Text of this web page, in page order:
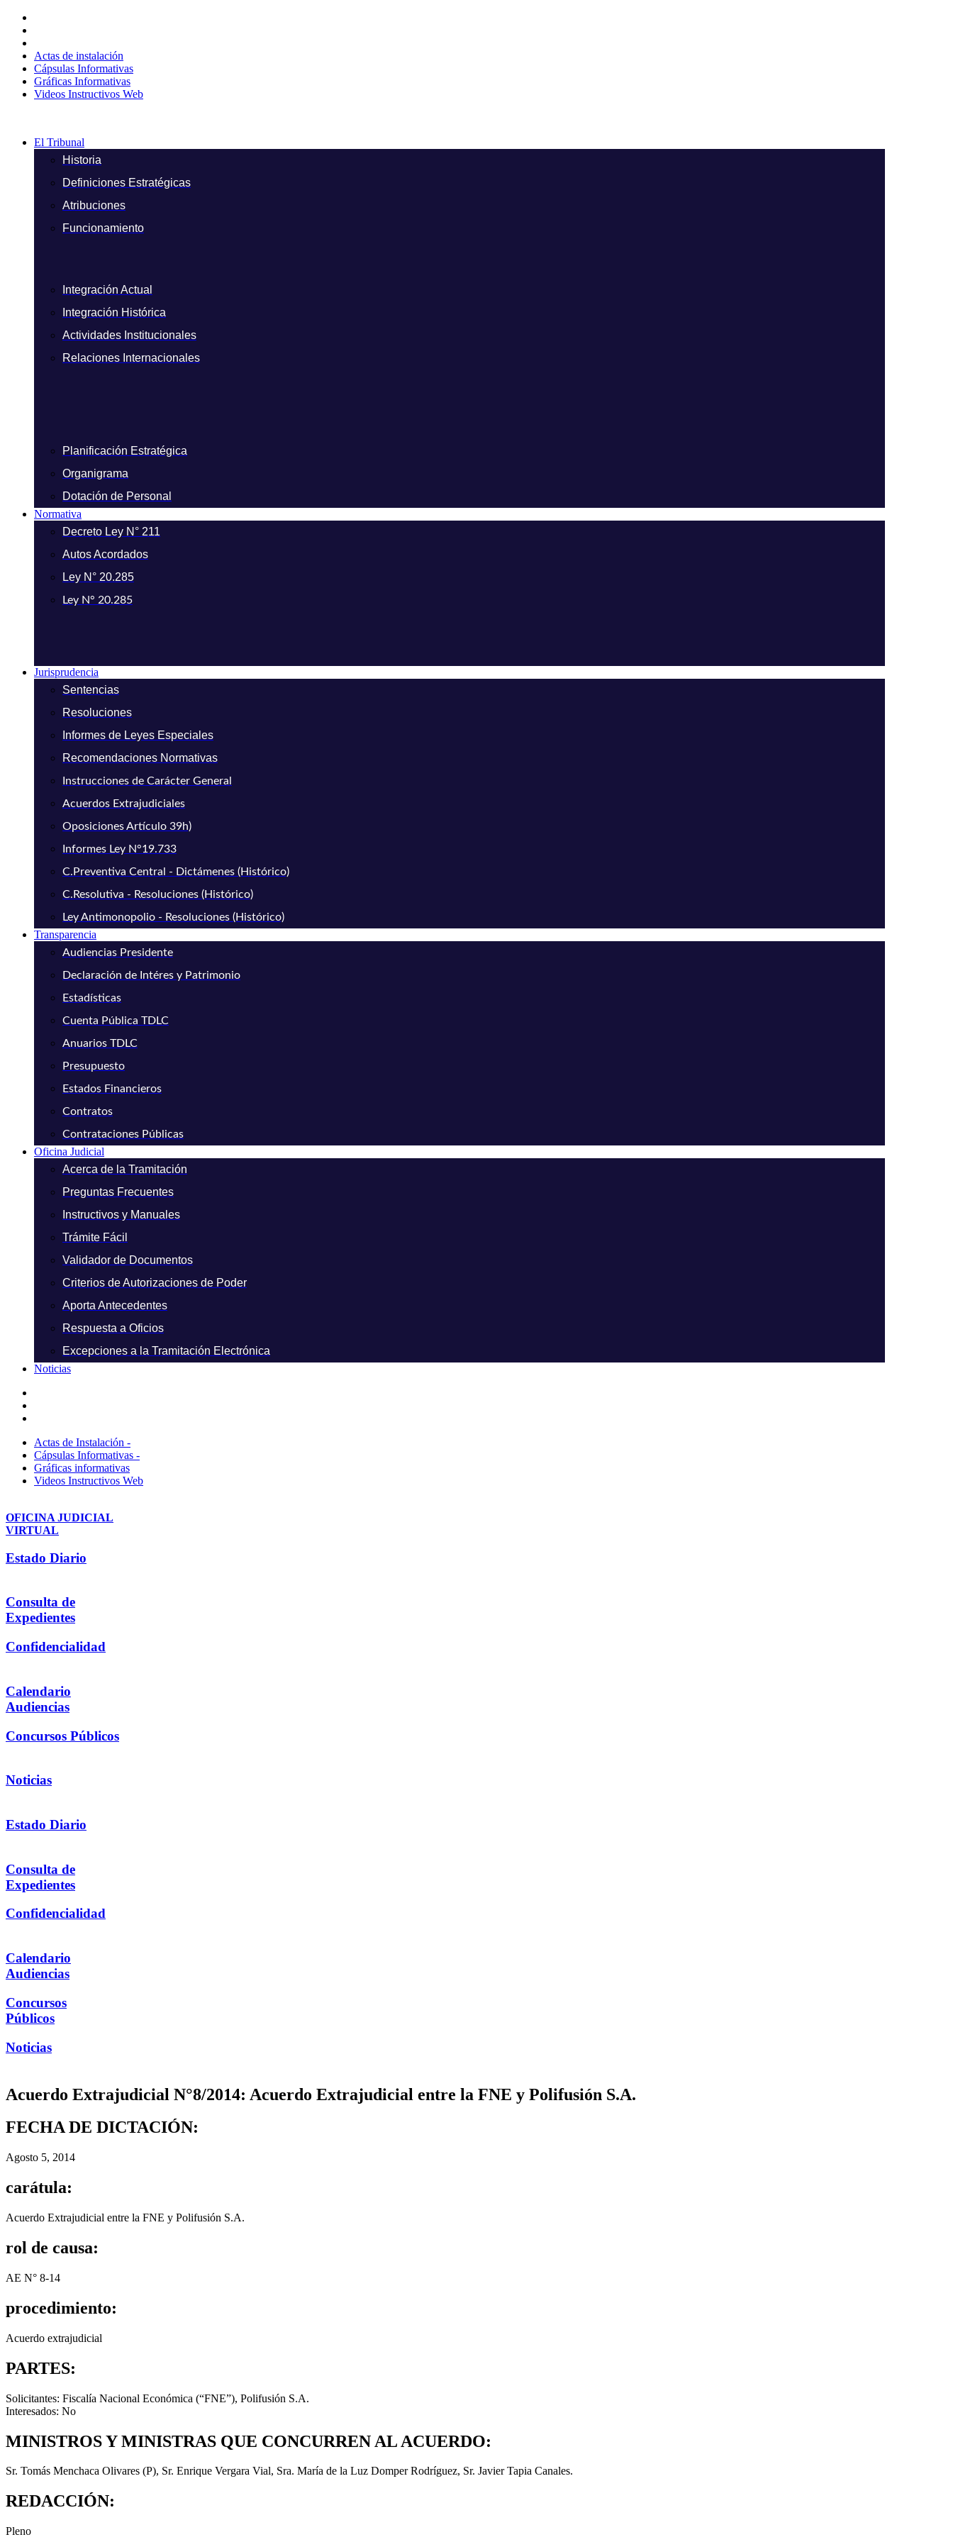
contenido
Actas de instalación
Cápsulas Informativas
Gráficas Informativas
Videos Instructivos Web
El Tribunal
Historia
Definiciones Estratégicas
Atribuciones
Funcionamiento
Integración Actual
Integración Histórica
Actividades Institucionales
Relaciones Internacionales
Planificación Estratégica
Organigrama
Dotación de Personal
Normativa
Decreto Ley N° 211
Autos Acordados
Ley N° 20.285
Ley N° 20.285
Jurisprudencia
Sentencias
Resoluciones
Informes de Leyes Especiales
Recomendaciones Normativas
Instrucciones de Carácter General
Acuerdos Extrajudiciales
Oposiciones Artículo 39h)
Informes Ley N°19.733
C.Preventiva Central - Dictámenes (Histórico)
C.Resolutiva - Resoluciones (Histórico)
Ley Antimonopolio - Resoluciones (Histórico)
Transparencia
Audiencias Presidente
Declaración de Intéres y Patrimonio
Estadísticas
Cuenta Pública TDLC
Anuarios TDLC
Presupuesto
Estados Financieros
Contratos
Contrataciones Públicas
Oficina Judicial
Acerca de la Tramitación
Preguntas Frecuentes
Instructivos y Manuales
Trámite Fácil
Validador de Documentos
Criterios de Autorizaciones de Poder
Aporta Antecedentes
Respuesta a Oficios
Excepciones a la Tramitación Electrónica
Noticias
Actas de Instalación -
Cápsulas Informativas -
Gráficas informativas
Videos Instructivos Web
OFICINA JUDICIAL
VIRTUAL
Estado Diario
Consulta de
Expedientes
Confidencialidad
Calendario
Audiencias
Concursos Públicos
Noticias
Estado Diario
Consulta de
Expedientes
Confidencialidad
Calendario
Audiencias
Concursos
Públicos
Noticias
Acuerdo Extrajudicial N°8/2014: Acuerdo Extrajudicial entre la FNE y Polifusión S.A.
FECHA DE DICTACIÓN:
Agosto 5, 2014
carátula:
Acuerdo Extrajudicial entre la FNE y Polifusión S.A.
rol de causa:
AE N° 8-14
procedimiento:
Acuerdo extrajudicial
PARTES:
Solicitantes: Fiscalía Nacional Económica (“FNE”), Polifusión S.A.
Interesados: No
MINISTROS Y MINISTRAS QUE CONCURREN AL ACUERDO:
Sr. Tomás Menchaca Olivares (P), Sr. Enrique Vergara Vial, Sra. María de la Luz Domper Rodríguez, Sr. Javier Tapia Canales.
REDACCIÓN:
Pleno